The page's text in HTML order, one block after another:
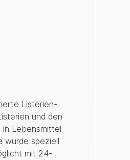
Listerien-
und den
in Lebensmittel-
wurde speziell
mit 24-